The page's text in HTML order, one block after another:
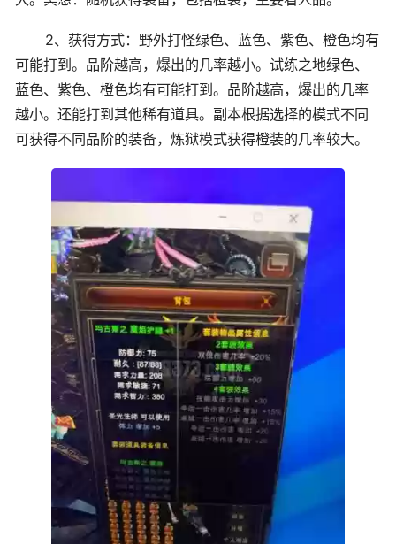
2、获得方式：野外打怪绿色、蓝色、紫色、橙色均有
可能打到。品阶越高，爆出的几率越小。试练之地绿色、
蓝色、紫色、橙色均有可能打到。品阶越高，爆出的几率
越小。还能打到其他稀有道具。副本根据选择的模式不同
可获得不同品阶的装备，炼狱模式获得橙装的几率较大。